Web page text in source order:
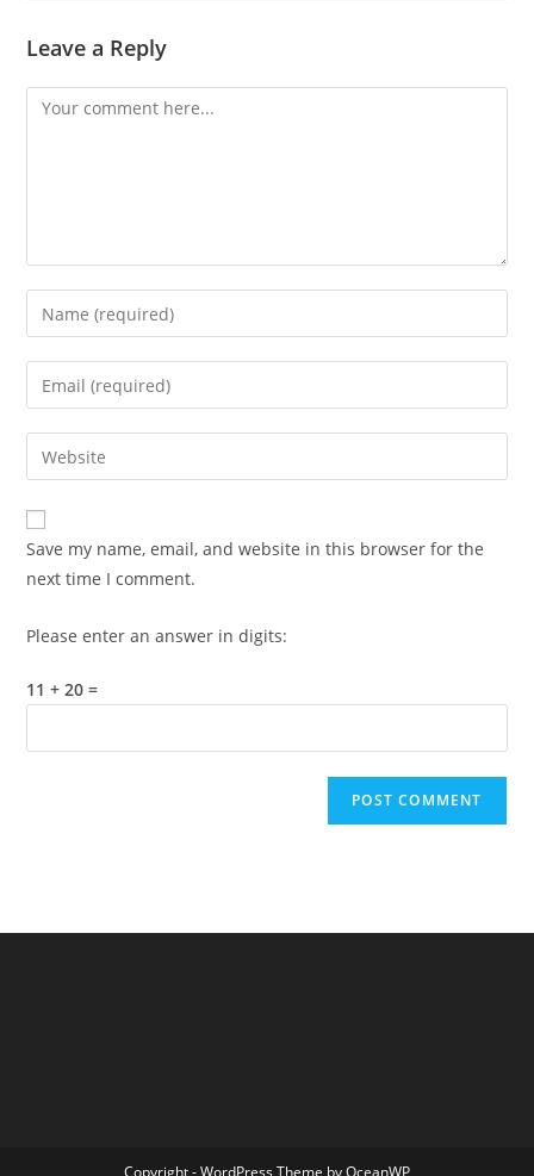
Leave a Reply
Comment
Enter
your
name
comment
Enter
your
email
address
comment
Enter
your
website
URL
(optional)
Save my name, email, and website in this browser for the
next time I comment.
Please enter an answer in digits:
11 + 20 =
Copyright - WordPress Theme by OceanWP